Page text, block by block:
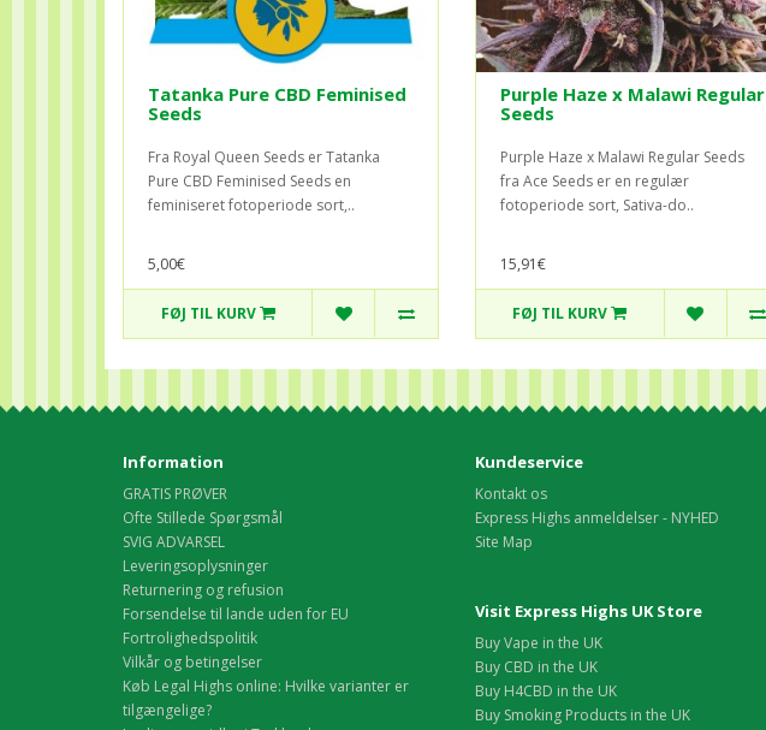
Tatanka Pure CBD Feminised
Seeds
Fra Royal Queen Seeds er Tatanka
Pure CBD Feminised Seeds en
feminiseret fotoperiode sort,..
5,00€
FØJ TIL KURV
Purple Haze x Malawi Regular
Seeds
Purple Haze x Malawi Regular Seeds
fra Ace Seeds er en regulær
fotoperiode sort, Sativa-do..
15,91€
FØJ TIL KURV
Information
GRATIS PRØVER
Ofte Stillede Spørgsmål
SVIG ADVARSEL
Leveringsoplysninger
Returnering og refusion
Forsendelse til lande uden for EU
Fortrolighedspolitik
Vilkår og betingelser
Køb Legal Highs online: Hvilke varianter er
tilgængelige?
Kundeservice
Kontakt os
Express Highs anmeldelser - NYHED
Site Map
Visit Express Highs UK Store
Buy Vape in the UK
Buy CBD in the UK
Buy H4CBD in the UK
Buy Smoking Products in the UK